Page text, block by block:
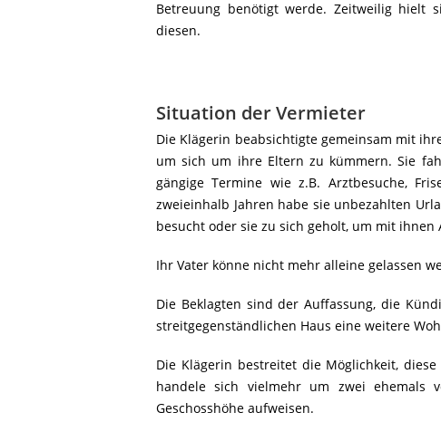
Betreuung benötigt werde. Zeitweilig hielt
diesen.
Situation der Vermieter
Die Klägerin beabsichtigte gemeinsam mit
um sich um ihre Eltern zu kümmern. Sie
gängige Termine wie z.B. Arztbesuche,
zweieinhalb Jahren habe sie unbezahlten
besucht oder sie zu sich geholt, um mit ihnen
Ihr Vater könne nicht mehr alleine gelassen
Die Beklagten sind der Auffassung, die
streitgegenständlichen Haus eine weitere
Die Klägerin bestreitet die Möglichkeit,
handele sich vielmehr um zwei ehemals
Geschosshöhe aufweisen.